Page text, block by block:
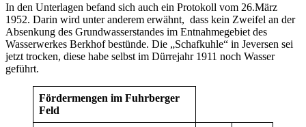
In den Unterlagen befand sich auch ein Protokoll vom 26.März
1952. Darin wird unter anderem erwähnt, dass kein Zweifel an der
Absenkung des Grundwasserstandes im Entnahmegebiet des
Wasserwerkes Berkhof bestünde. Die „Schafkuhle“ in Jeversen sei
jetzt trocken, diese habe selbst im Dürrejahr 1911 noch Wasser
geführt.
Fördermengen im Fuhrberger
Feld